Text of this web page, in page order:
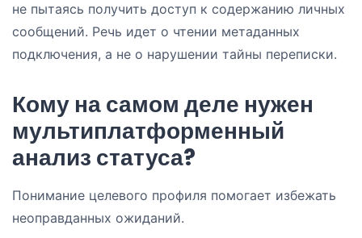
не пытаясь получить доступ к содержанию личных
сообщений. Речь идет о чтении метаданных
подключения, а не о нарушении тайны переписки.
Кому на самом деле нужен
мультиплатформенный
анализ статуса?
Понимание целевого профиля помогает избежать
неоправданных ожиданий.